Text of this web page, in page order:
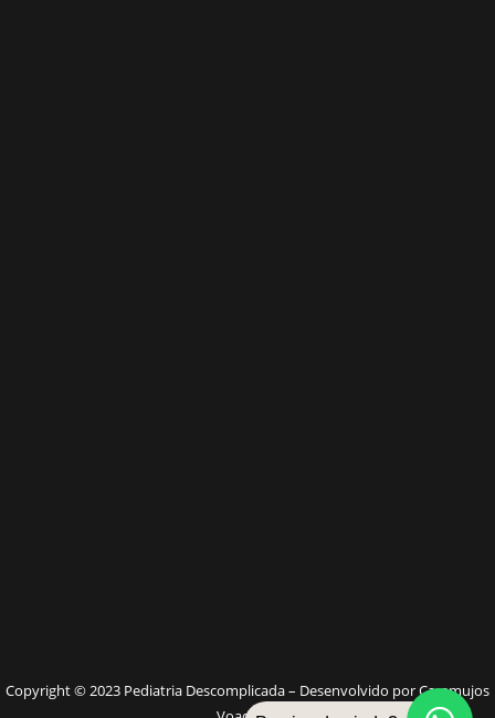
Copyright © 2023 Pediatria Descomplicada – Desenvolvido por Caramujos
W